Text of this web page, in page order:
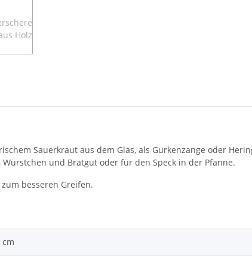
Sauerkraut aus dem Glas, als Gurkenzange oder
und Bratgut oder für den Speck in der Pfanne.
besseren Greifen.
cm